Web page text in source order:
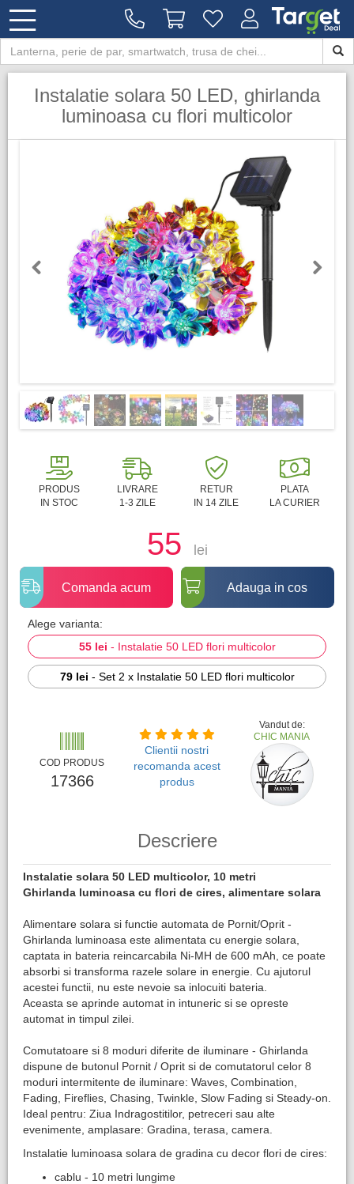
Instalatie solara 50 LED, ghirlanda
luminoasa cu flori multicolor
PRODUS
IN STOC
LIVRARE
1-3 ZILE
RETUR
IN 14 ZILE
PLATA
LA CURIER
55 lei
Comanda acum Adauga in cos
Alege varianta:
55 lei - Instalatie 50 LED flori multicolor
79 lei - Set 2 x Instalatie 50 LED flori multicolor
COD PRODUS
17366
Clientii nostri
recomanda acest
produs
Vandut de:
CHIC MANIA
Descriere
Instalatie solara 50 LED multicolor, 10 metri
Ghirlanda luminoasa cu flori de cires, alimentare solara
Alimentare solara si functie automata de Pornit/Oprit -
Ghirlanda luminoasa este alimentata cu energie solara,
captata in bateria reincarcabila Ni-MH de 600 mAh, ce poate
absorbi si transforma razele solare in energie. Cu ajutorul
acestei functii, nu este nevoie sa inlocuiti bateria.
Aceasta se aprinde automat in intuneric si se opreste
automat in timpul zilei.
Comutatoare si 8 moduri diferite de iluminare - Ghirlanda
dispune de butonul Pornit / Oprit si de comutatorul celor 8
moduri intermitente de iluminare: Waves, Combination,
Fading, Fireflies, Chasing, Twinkle, Slow Fading si Steady-on.
Ideal pentru: Ziua Indragostitilor, petreceri sau alte
evenimente, amplasare: Gradina, terasa, camera.
Instalatie luminoasa solara de gradina cu decor flori de cires:
cablu - 10 metri lungime